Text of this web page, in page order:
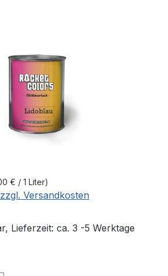
€ / 1 Liter)
Versandkosten
Lieferzeit: ca. 3 -5 Werktage